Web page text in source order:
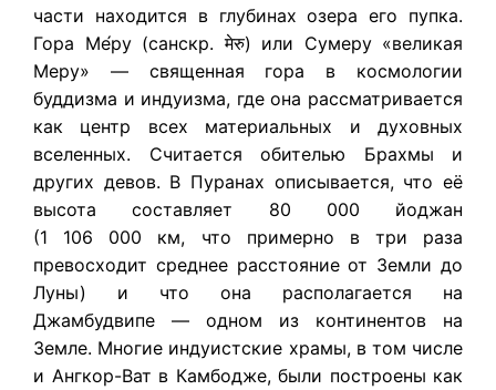
части находится в глубинах озера его пупка.
Гора Ме́ру (санскр. मेरु) или Сумеру «великая
Меру» — священная гора в космологии
буддизма и индуизма, где она рассматривается
как центр всех материальных и духовных
вселенных. Считается обителью Брахмы и
других девов. В Пуранах описывается, что её
высота составляет 80 000 йоджан
(1 106 000 км, что примерно в три раза
превосходит среднее расстояние от Земли до
Луны) и что она располагается на
Джамбудвипе — одном из континентов на
Земле. Многие индуистские храмы, в том числе
и Ангкор-Ват в Камбодже, были построены как